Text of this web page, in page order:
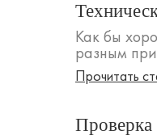
Как бы
разным
Прочитать
Проверка